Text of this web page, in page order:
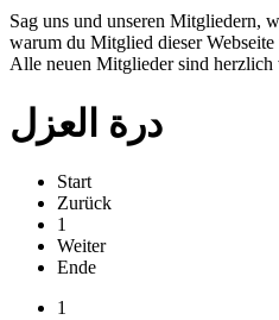
Sag uns und unseren Mitgliedern,
warum du Mitglied dieser Webseite
Alle neuen Mitglieder sind
درة العزل
Start
Zurück
1
Weiter
Ende
1